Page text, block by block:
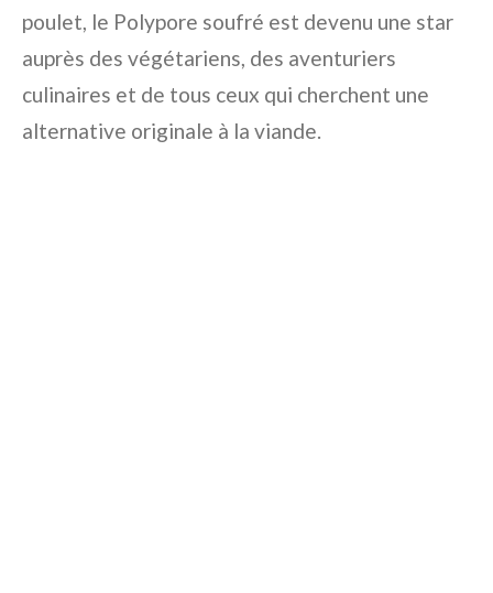
poulet, le Polypore soufré est devenu une star
auprès des végétariens, des aventuriers
culinaires et de tous ceux qui cherchent une
alternative originale à la viande.